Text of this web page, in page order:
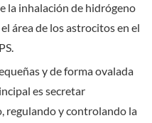
la inhalación de hidrógeno
área de los astrocitos en el
y de forma ovalada
es secretar
regulando y controlando la